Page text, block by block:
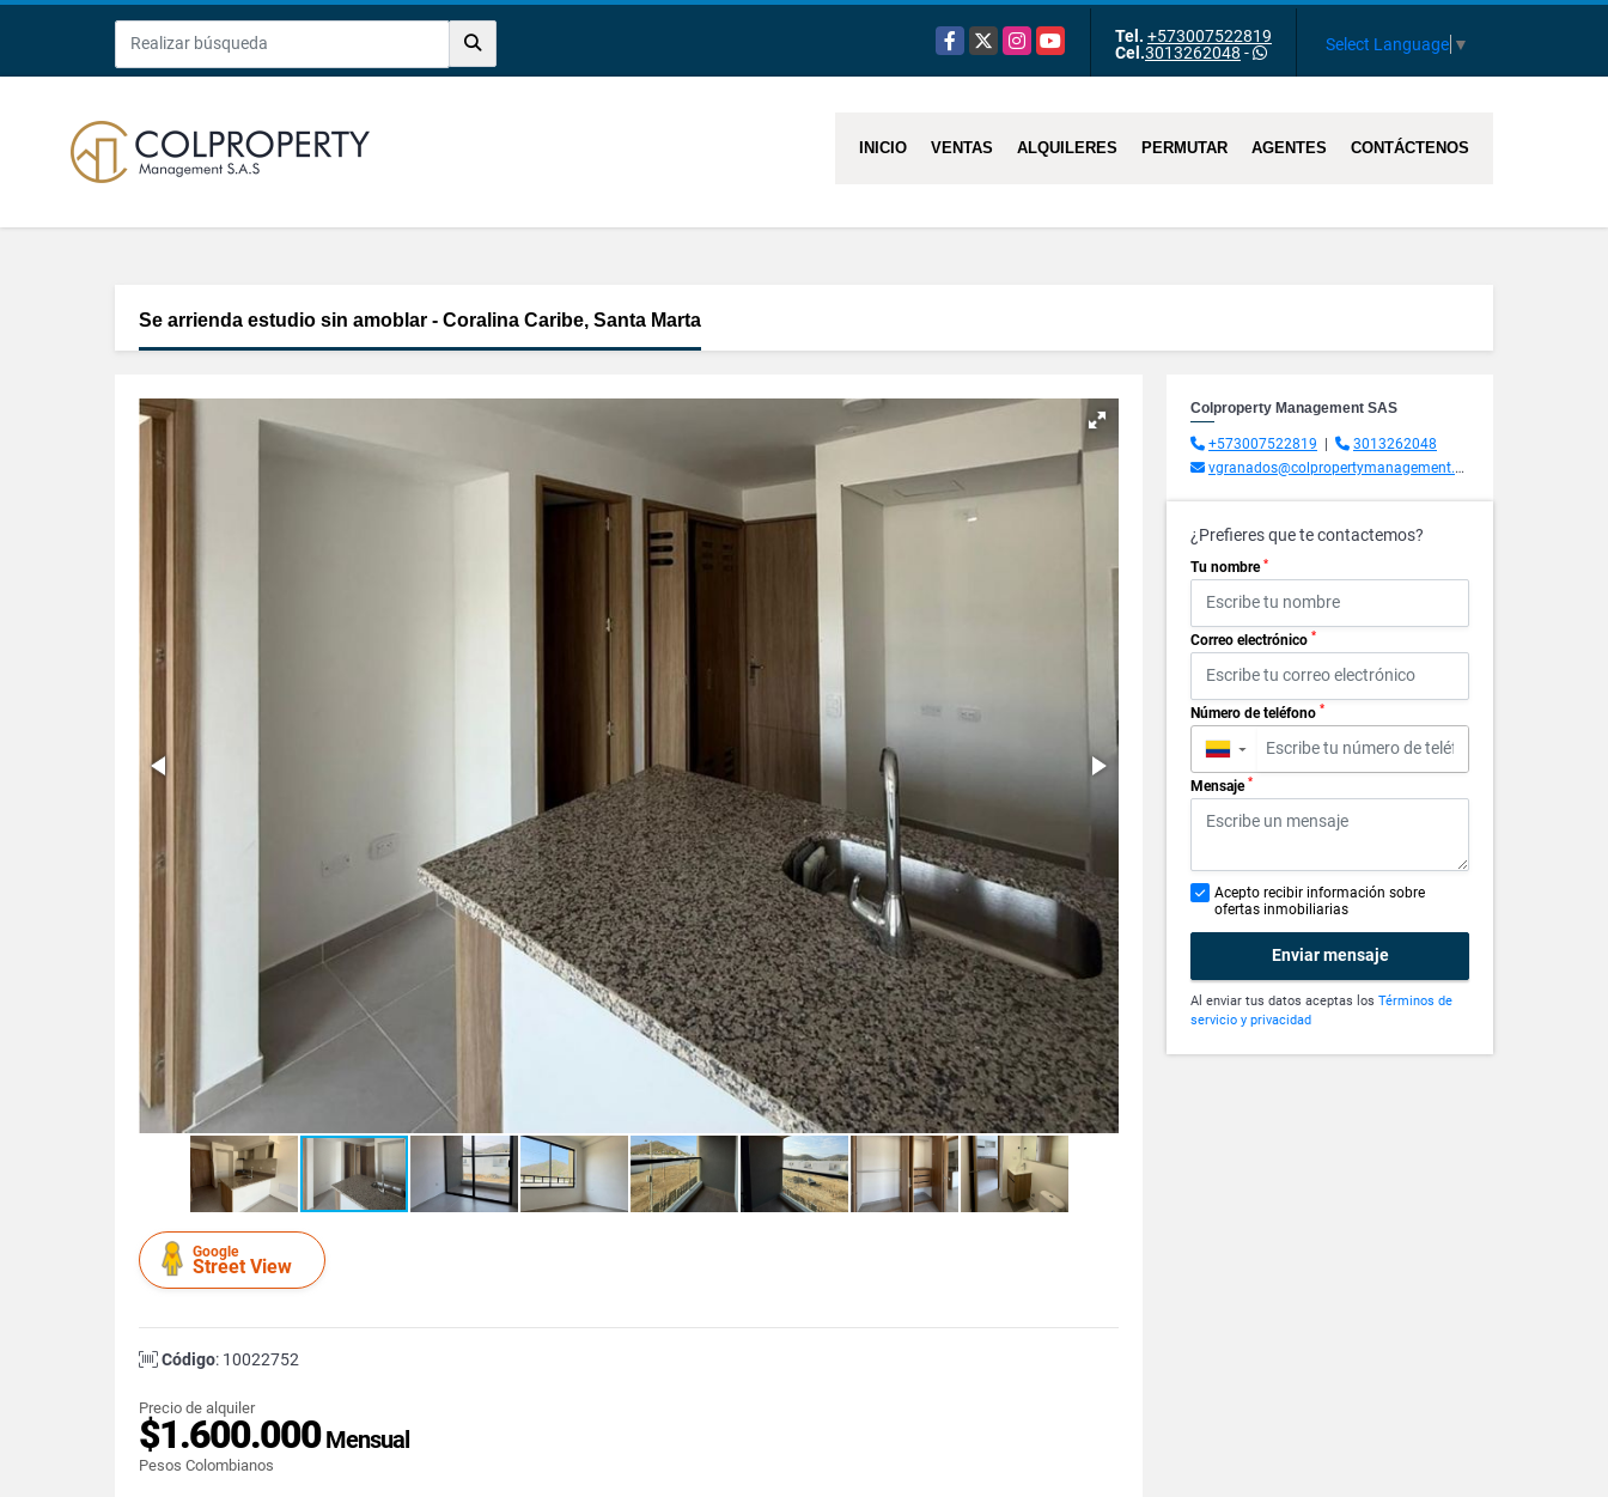
Facebook
X Instagram
YouTube Tel. +573007522819
Cel.3013262048 - Select Language ▼
INICIO VENTAS ALQUILERES PERMUTAR AGENTES CONTÁCTENOS
Se arrienda estudio sin amoblar - Coralina Caribe, Santa Marta
Google
Street View
Código: 10022752
Precio de alquiler
$1.600.000Mensual
Pesos Colombianos
Colproperty Management SAS
+573007522819
3013262048
vgranados@colpropertymanagement.com.co
¿Prefieres que te contactemos?
Tu nombre *
Correo electrónico *
Número de teléfono *
▼
Mensaje *
Acepto recibir información sobre
ofertas inmobiliarias
Enviar mensaje
Al enviar tus datos aceptas los Términos de
servicio y privacidad